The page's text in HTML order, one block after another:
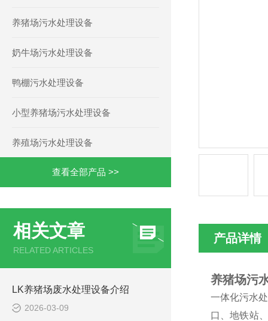
养猪场污水处理设备
奶牛场污水处理设备
鸭棚污水处理设备
小型养猪场污水处理设备
养殖场污水处理设备
查看全部产品 >>
相关文章
RELATED ARTICLES
LK养猪场废水处理设备介绍
2026-03-09
产品详情
养猪场污
一体化污水
口、地铁站